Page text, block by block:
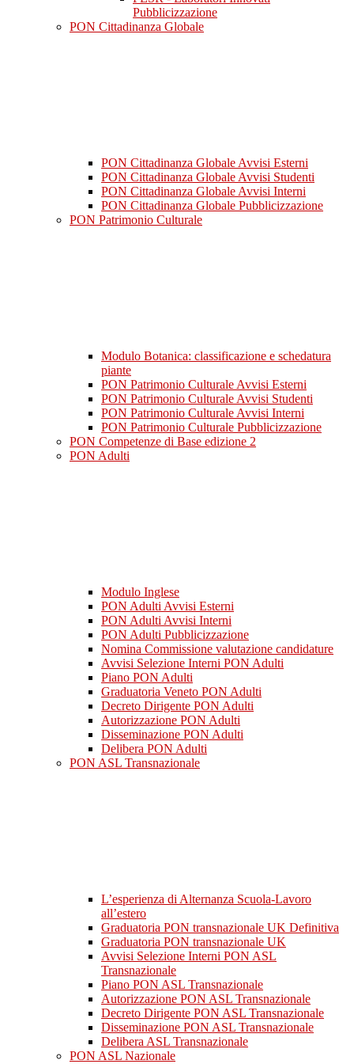
Pubblicizzazione
PON Cittadinanza Globale
PON Cittadinanza Globale Avvisi Esterni
PON Cittadinanza Globale Avvisi Studenti
PON Cittadinanza Globale Avvisi Interni
PON Cittadinanza Globale Pubblicizzazione
PON Patrimonio Culturale
Modulo Botanica: classificazione e schedatura
piante
PON Patrimonio Culturale Avvisi Esterni
PON Patrimonio Culturale Avvisi Studenti
PON Patrimonio Culturale Avvisi Interni
PON Patrimonio Culturale Pubblicizzazione
PON Competenze di Base edizione 2
PON Adulti
Modulo Inglese
PON Adulti Avvisi Esterni
PON Adulti Avvisi Interni
PON Adulti Pubblicizzazione
Nomina Commissione valutazione candidature
Avvisi Selezione Interni PON Adulti
Piano PON Adulti
Graduatoria Veneto PON Adulti
Decreto Dirigente PON Adulti
Autorizzazione PON Adulti
Disseminazione PON Adulti
Delibera PON Adulti
PON ASL Transnazionale
L’esperienza di Alternanza Scuola-Lavoro
all’estero
Graduatoria PON transnazionale UK Definitiva
Graduatoria PON transnazionale UK
Avvisi Selezione Interni PON ASL
Transnazionale
Piano PON ASL Transnazionale
Autorizzazione PON ASL Transnazionale
Decreto Dirigente PON ASL Transnazionale
Disseminazione PON ASL Transnazionale
Delibera ASL Transnazionale
PON ASL Nazionale